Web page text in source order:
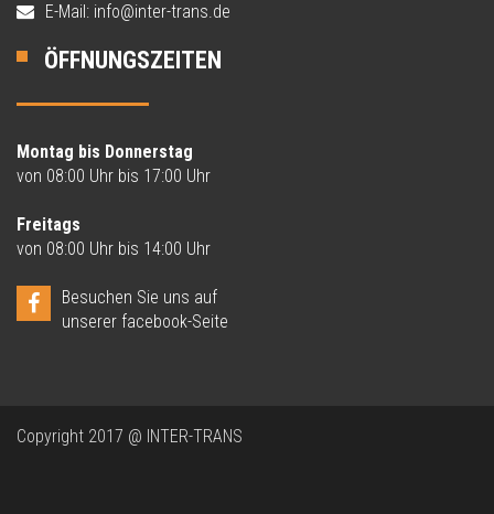
E-Mail: info@inter-trans.de
ÖFFNUNGSZEITEN
Montag bis Donnerstag
von 08:00 Uhr bis 17:00 Uhr
Freitags
von 08:00 Uhr bis 14:00 Uhr
Besuchen Sie uns auf
unserer facebook-Seite
Copyright 2017 @ INTER-TRANS